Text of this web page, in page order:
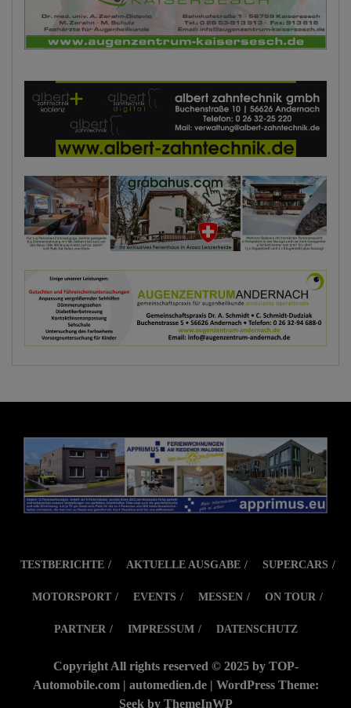
TESTBERICHTE AKTUELLE AUSGABE SUPERCARS
MOTORSPORT EVENTS MESSEN ON TOUR
PARTNER IMPRESSUM DATENSCHUTZ
Copyright All rights reserved © 2025 by TOP-
Automobile.com | automedien.de | WordPress Theme:
Seek by ThemeInWP